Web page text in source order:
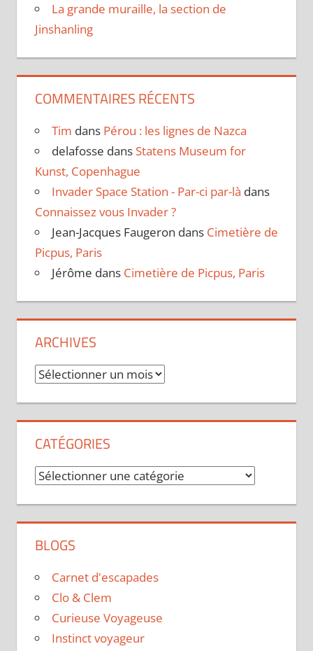
La grande muraille, la section de
Jinshanling
COMMENTAIRES RÉCENTS
Tim dans Pérou : les lignes de Nazca
delafosse dans Statens Museum for
Kunst, Copenhague
Invader Space Station - Par-ci par-là dans
Connaissez vous Invader ?
Jean-Jacques Faugeron dans Cimetière de
Picpus, Paris
Jérôme dans Cimetière de Picpus, Paris
ARCHIVES
Archives
CATÉGORIES
Catégories
BLOGS
Carnet d'escapades
Clo & Clem
Curieuse Voyageuse
Instinct voyageur